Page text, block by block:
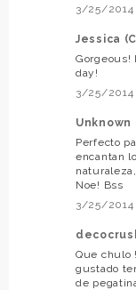
3/25/2014
Jessica
Gorgeous!
day!
3/25/2014
Unknown
Perfecto
encantan
Noe! Bss
3/25/2014
Que chulo
gustado
de